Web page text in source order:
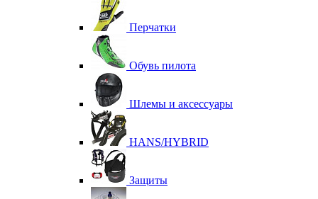
Перчатки
Обувь пилота
Шлемы и аксессуары
HANS/HYBRID
Защиты